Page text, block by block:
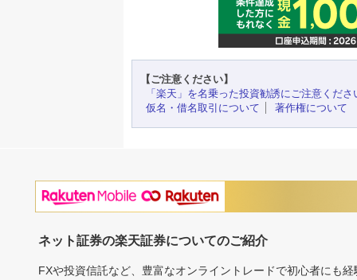
【ご注意ください】
「楽天」を名乗った投資勧誘にご注意くださ
仮名・借名取引について
著作権について
ネット証券の楽天証券についてのご紹介
FXや投資信託など、豊富なオンライントレードで初心者にも